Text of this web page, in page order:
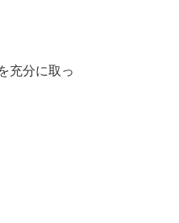
充分に取っ